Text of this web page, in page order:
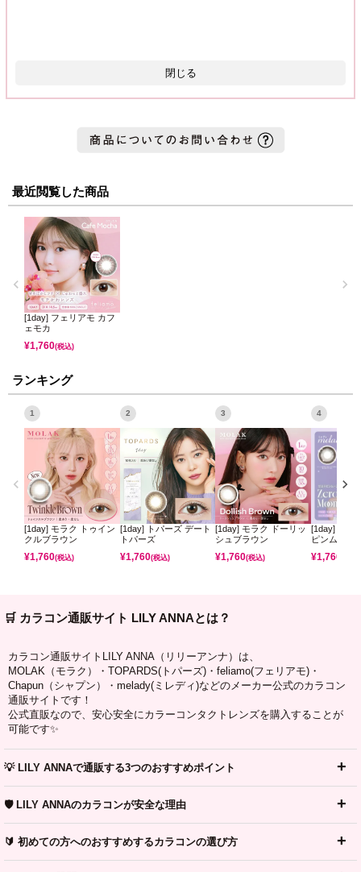
閉じる
最近閲覧した商品
[1day] フェリアモ カフ
ェモカ
¥1,760(税込)
ランキング
1
[1day] モラク トゥイン
クルブラウン
¥1,760(税込)
2
[1day] トパーズ デート
トパーズ
¥1,760(税込)
3
[1day] モラク ドーリッ
シュブラウン
¥1,760(税込)
4
[1day] ミレ
ピンムーン
¥1,760
🛒 カラコン通販サイト LILY ANNAとは？
カラコン通販サイトLILY ANNA（リリーアンナ）は、
MOLAK（モラク）・TOPARDS(トパーズ)・feliamo(フェリアモ)・
Chapun（シャプン）・melady(ミレディ)などのメーカー公式のカラコン
通販サイトです！
公式直販なので、安心安全にカラーコンタクトレンズを購入することが
可能です✨
💡 LILY ANNAで通販する3つのおすすめポイント
🛡️ LILY ANNAのカラコンが安全な理由
🔰 初めての方へのおすすめするカラコンの選び方